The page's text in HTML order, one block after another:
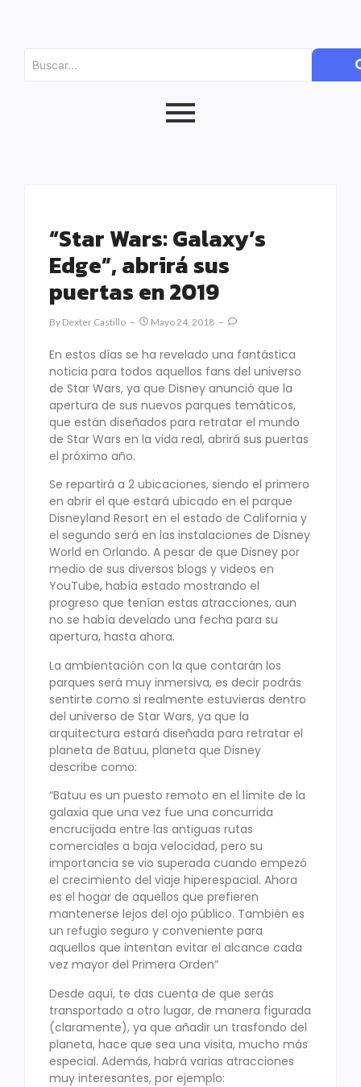
“Star Wars: Galaxy’s
Edge”, abrirá sus
puertas en 2019
By Dexter Castillo Mayo 24, 2018
En estos días se ha revelado una fantástica
noticia para todos aquellos fans del universo
de Star Wars, ya que Disney anunció que la
apertura de sus nuevos parques temáticos,
que están diseñados para retratar el mundo
de Star Wars en la vida real, abrirá sus puertas
el próximo año.
Se repartirá a 2 ubicaciones, siendo el primero
en abrir el que estará ubicado en el parque
Disneyland Resort en el estado de California y
el segundo será en las instalaciones de Disney
World en Orlando. A pesar de que Disney por
medio de sus diversos blogs y videos en
YouTube, había estado mostrando el
progreso que tenían estas atracciones, aun
no se había develado una fecha para su
apertura, hasta ahora.
La ambientación con la que contarán los
parques será muy inmersiva, es decir podrás
sentirte como si realmente estuvieras dentro
del universo de Star Wars, ya que la
arquitectura estará diseñada para retratar el
planeta de Batuu, planeta que Disney
describe como:
“Batuu es un puesto remoto en el límite de la
galaxia que una vez fue una concurrida
encrucijada entre las antiguas rutas
comerciales a baja velocidad, pero su
importancia se vio superada cuando empezó
el crecimiento del viaje hiperespacial. Ahora
es el hogar de aquellos que prefieren
mantenerse lejos del ojo público. También es
un refugio seguro y conveniente para
aquellos que intentan evitar el alcance cada
vez mayor del Primera Orden”
Desde aquí, te das cuenta de que serás
transportado a otro lugar, de manera figurada
(claramente), ya que añadir un trasfondo del
planeta, hace que sea una visita, mucho más
especial. Además, habrá varias atracciones
muy interesantes, por ejemplo: